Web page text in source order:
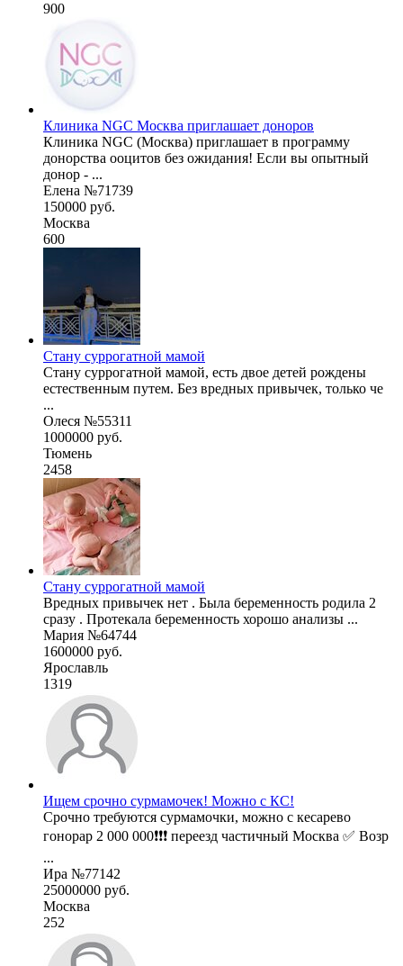
900
Клиника NGC Москва приглашает доноров
Клиника NGC (Москва) приглашает в программу
донорства ооцитов без ожидания! Если вы опытный
донор - ...
Елена №71739
150000 руб.
Москва
600
Стану суррогатной мамой
Стану суррогатной мамой, есть двое детей рождены
естественным путем. Без вредных привычек, только че
...
Олеся №55311
1000000 руб.
Тюмень
2458
Стану суррогатной мамой
Вредных привычек нет . Была беременность родила 2
сразу . Протекала беременность хорошо анализы ...
Мария №64744
1600000 руб.
Ярославль
1319
Ищем срочно сурмамочек! Можно с КС!
Срочно требуются сурмамочки, можно с кесарево
гонорар 2 000 000❗❗❗ переезд частичный Москва ✅ Возр
...
Ира №77142
25000000 руб.
Москва
252